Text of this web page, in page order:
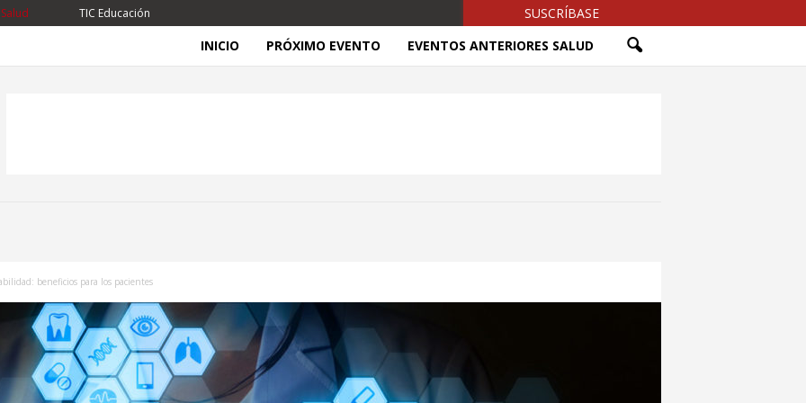
TIC Educación
SUSCRÍBASE
INICIO
PRÓXIMO EVENTO EVENTOS ANTERIORES SALUD
beneficios para los pacientes